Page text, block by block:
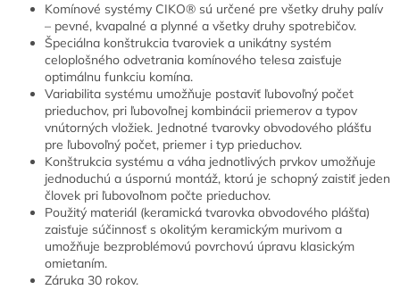
Komínové systémy CIKO® sú určené pre všetky druhy palív
– pevné, kvapalné a plynné a všetky druhy spotrebičov.
Špeciálna konštrukcia tvaroviek a unikátny systém
celoplošného odvetrania komínového telesa zaisťuje
optimálnu funkciu komína.
Variabilita systému umožňuje postaviť ľubovoľný počet
prieduchov, pri ľubovoľnej kombinácii priemerov a typov
vnútorných vložiek. Jednotné tvarovky obvodového plášťu
pre ľubovoľný počet, priemer i typ prieduchov.
Konštrukcia systému a váha jednotlivých prvkov umožňuje
jednoduchú a úspornú montáž, ktorú je schopný zaistiť jeden
človek pri ľubovoľnom počte prieduchov.
Použitý materiál (keramická tvarovka obvodového plášťa)
zaisťuje súčinnosť s okolitým keramickým murivom a
umožňuje bezproblémovú povrchovú úpravu klasickým
omietaním.
Záruka 30 rokov.